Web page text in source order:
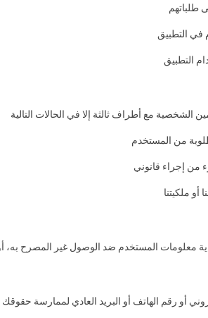
طلباتهم
التطبيق
التطبيق
مع أطراف ثالثة إلا في الحالات التالية
من المستخدم
من إجراء قانوني
أو ملكيتنا
معلومات المستخدم ضد الوصول غير المصرح به،
أو رقم الهاتف أو البريد العادي لممارسة